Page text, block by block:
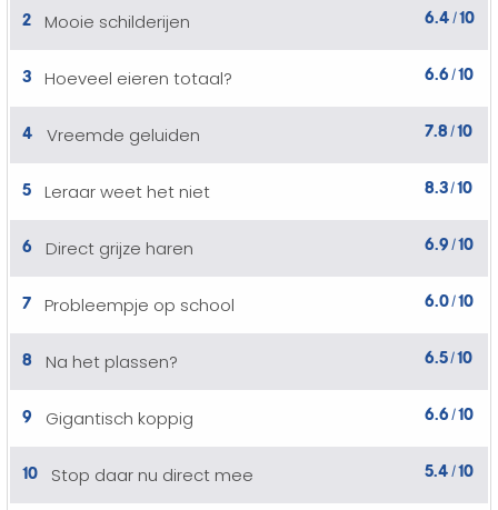
2 Mooie schilderijen 6.4 /10
3 Hoeveel eieren totaal? 6.6 /10
4 Vreemde geluiden 7.8 /10
5 Leraar weet het niet 8.3/10
6 Direct grijze haren 6.9 /10
7 Probleempje op school 6.0/10
8 Na het plassen? 6.5/10
9 Gigantisch koppig 6.6 /10
10 Stop daar nu direct mee 5.4 /10